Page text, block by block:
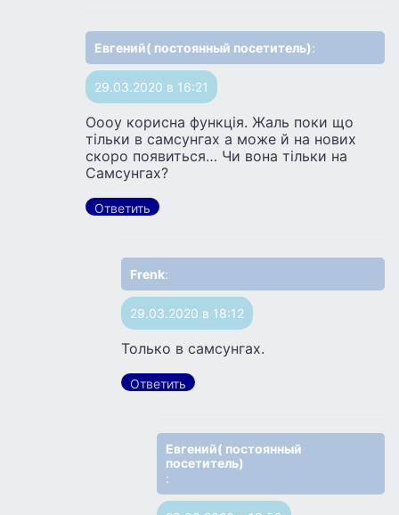
Евгений( постоянный посетитель):
29.03.2020 в 16:21
Оооу корисна функція. Жаль поки що
тільки в самсунгах а може й на нових
скоро появиться… Чи вона тільки на
Самсунгах?
Ответить
Frenk:
29.03.2020 в 18:12
Только в самсунгах.
Ответить
Евгений( постоянный
посетитель)
: